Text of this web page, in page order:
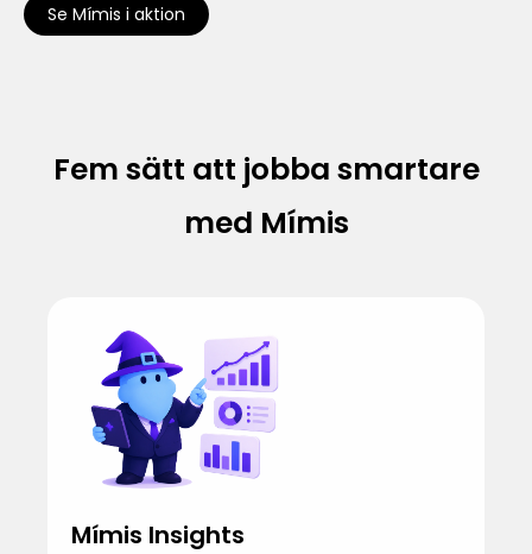
Se Mímis i aktion
Fem sätt att jobba smartare
med Mímis
Mímis Insights